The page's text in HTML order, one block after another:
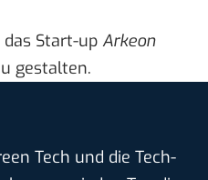
Start-up Arkeon
gestalten.
Tech und die Tech-